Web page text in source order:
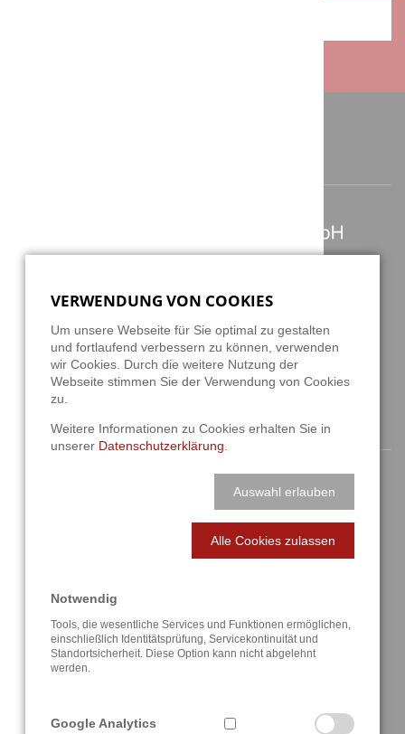
D-42859 Remscheid
+49 2191 4622158
info@a3t.de
NAVIGATION
Lösungen
Referenzen
Anfahrt / Kontakt
VERWENDUNG VON COOKIES
Um unsere Webseite für Sie optimal zu gestalten
und fortlaufend verbessern zu können, verwenden
wir Cookies. Durch die weitere Nutzung der
Webseite stimmen Sie der Verwendung von Cookies
zu.
Weitere Informationen zu Cookies erhalten Sie in
unserer Datenschutzerklärung.
Auswahl erlauben
Alle Cookies zulassen
Notwendig
Tools, die wesentliche Services und Funktionen ermöglichen,
einschließlich Identitätsprüfung, Servicekontinuität und
Standortsicherheit. Diese Option kann nicht abgelehnt
werden.
Google Analytics